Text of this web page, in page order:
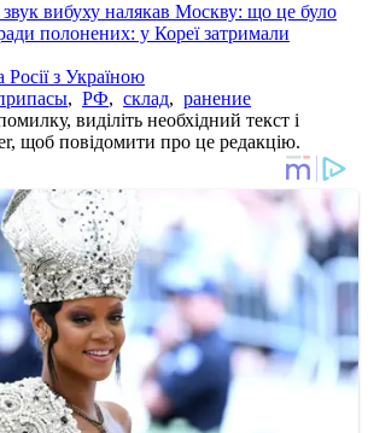
звук вибуху налякав Москву: що це було
полонених: у Кореї затримали
Росії з Україною
, РФ, склад, ранение
виділіть необхідний текст і
щоб повідомити про це редакцію.